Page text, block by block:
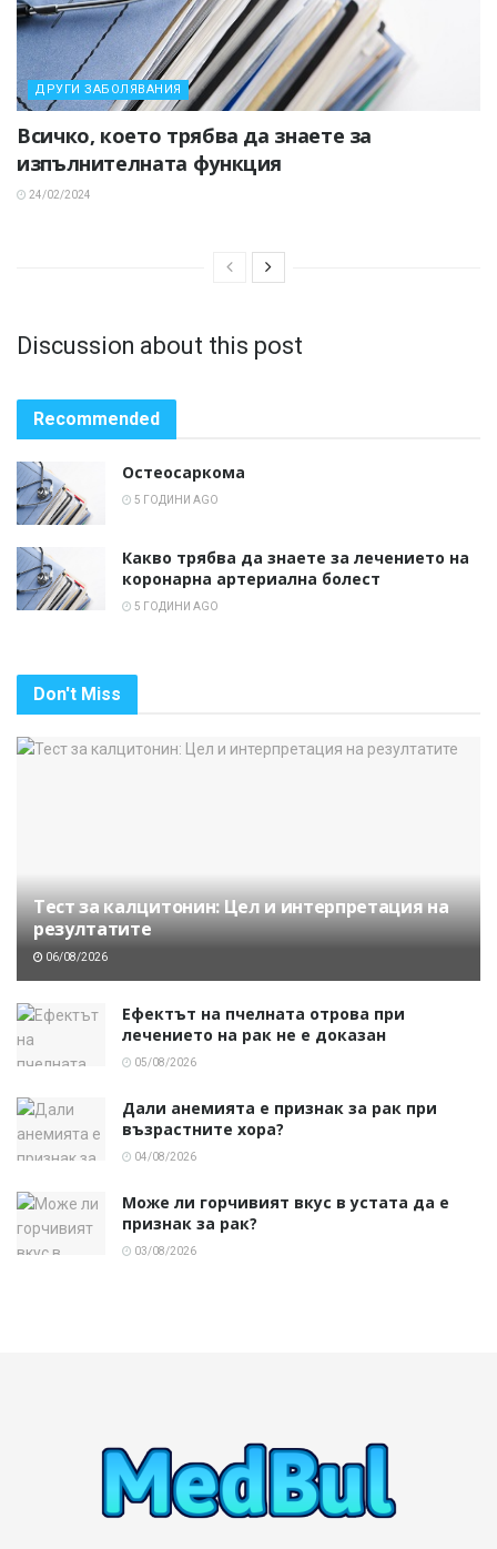
ДРУГИ ЗАБОЛЯВАНИЯ
Всичко, което трябва да знаете за
изпълнителната функция
24/02/2024
Discussion about this post
Recommended
Остеосаркома
5 ГОДИНИ AGO
Какво трябва да знаете за лечението на
коронарна артериална болест
5 ГОДИНИ AGO
Don't Miss
Тест за калцитонин: Цел и интерпретация на
резултатите
06/08/2026
Ефектът на пчелната отрова при
лечението на рак не е доказан
05/08/2026
Дали анемията е признак за рак при
възрастните хора?
04/08/2026
Може ли горчивият вкус в устата да е
признак за рак?
03/08/2026